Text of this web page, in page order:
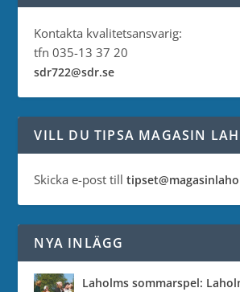
Kontakta kvalitetsansvarig:
tfn 035-13 37 20
sdr722@sdr.se
VILL DU TIPSA MAGASIN
Skicka e-post till
NYA INLÄGG
Laholms sommarspel: